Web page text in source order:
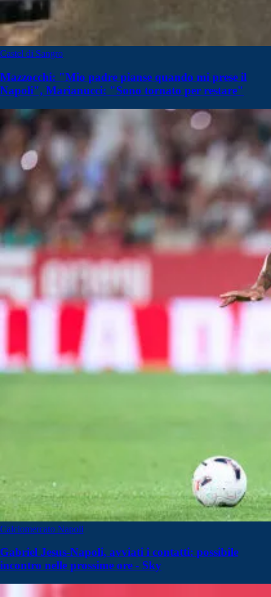
Castel di Sangro
Mazzocchi: "Mio padre pianse quando mi prese il
Napoli", Marianucci: "Sono tornato per restare"
Calciomercato Napoli
Gabriel Jesus-Napoli, avviati i contatti: possibile
incontro nelle prossime ore - Sky